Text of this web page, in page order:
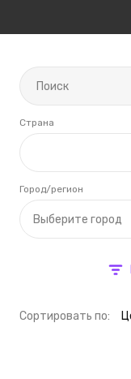
Страна
Выберите город
Город/регион
Cортировать по: